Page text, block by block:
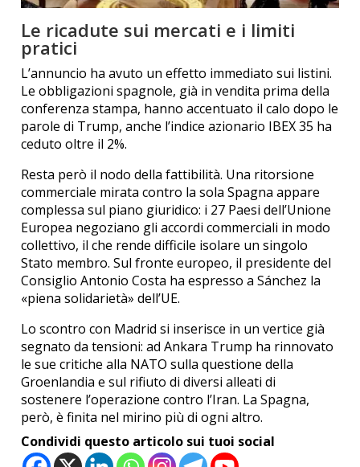
Le ricadute sui mercati e i limiti
pratici
L’annuncio ha avuto un effetto immediato sui listini.
Le obbligazioni spagnole, già in vendita prima della
conferenza stampa, hanno accentuato il calo dopo le
parole di Trump, anche l’indice azionario IBEX 35 ha
ceduto oltre il 2%.
Resta però il nodo della fattibilità. Una ritorsione
commerciale mirata contro la sola Spagna appare
complessa sul piano giuridico: i 27 Paesi dell’Unione
Europea negoziano gli accordi commerciali in modo
collettivo, il che rende difficile isolare un singolo
Stato membro. Sul fronte europeo, il presidente del
Consiglio Antonio Costa ha espresso a Sánchez la
«piena solidarietà» dell’UE.
Lo scontro con Madrid si inserisce in un vertice già
segnato da tensioni: ad Ankara Trump ha rinnovato
le sue critiche alla NATO sulla questione della
Groenlandia e sul rifiuto di diversi alleati di
sostenere l’operazione contro l’Iran. La Spagna,
però, è finita nel mirino più di ogni altro.
Condividi questo articolo sui tuoi social